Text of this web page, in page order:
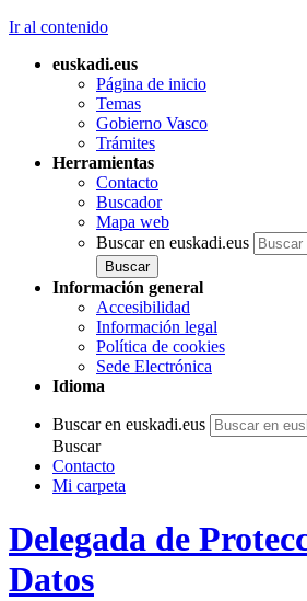
Ir al contenido
euskadi.eus
Página de inicio
Temas
Gobierno Vasco
Trámites
Herramientas
Contacto
Buscador
Mapa web
Buscar en euskadi.eus
Información general
Accesibilidad
Información legal
Política de cookies
Sede Electrónica
Idioma
Buscar en euskadi.eus
Buscar
Contacto
Mi carpeta
Delegada de
Datos